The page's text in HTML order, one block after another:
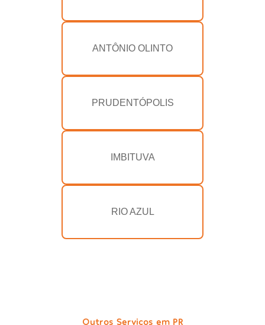
ANTÔNIO OLINTO
PRUDENTÓPOLIS
IMBITUVA
RIO AZUL
Outros Serviços em PR